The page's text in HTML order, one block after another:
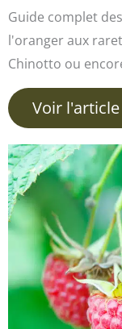
Guide complet
l'oranger aux
Chinotto ou
Voir l'article